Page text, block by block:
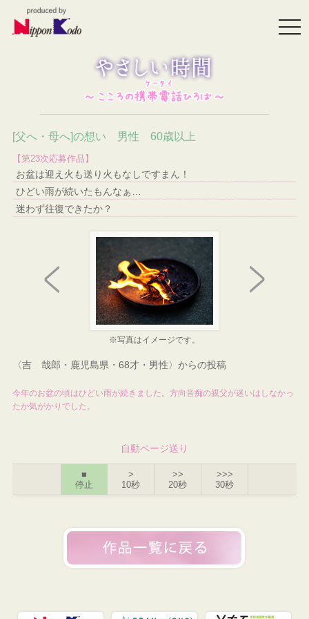
[父へ・母へ]の想い 男性 60歳以上
【第23次応募作品】
お盆は迎え火も送り火もなしですまん！
ひどい雨が続いたもんなぁ…
迷わず往復できたか？
※写真はイメージです。
〈吉 哉郎・鹿児島県・68才・男性〉からの投稿
今年のお盆の頃はひどい雨が続きました。方向音痴の親父が迷いはしなかっ
たか気がかりでした。
自動ページ送り
■
停止
>
10秒
>>
20秒
>>>
30秒